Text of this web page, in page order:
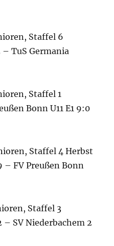
Staffel 6
– TuS Germania
Staffel 1
Bonn U11 E1 9:0
Staffel 4 Herbst
– FV Preußen Bonn
Staffel 3
– SV Niederbachem 2